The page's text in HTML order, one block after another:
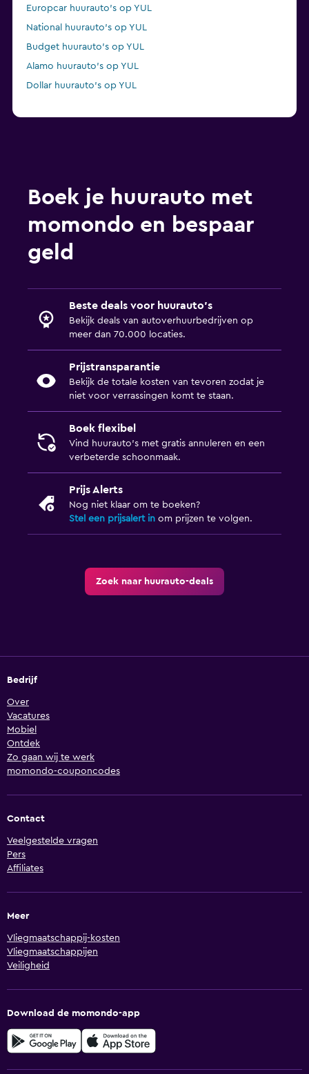
Europcar huurauto's op YUL
National huurauto's op YUL
Budget huurauto's op YUL
Alamo huurauto's op YUL
Dollar huurauto's op YUL
Boek je huurauto met
momondo en bespaar
geld
Beste deals voor huurauto's
Bekijk deals van autoverhuurbedrijven op
meer dan 70.000 locaties.
Prijstransparantie
Bekijk de totale kosten van tevoren zodat je
niet voor verrassingen komt te staan.
Boek flexibel
Vind huurauto's met gratis annuleren en een
verbeterde schoonmaak.
Prijs Alerts
Nog niet klaar om te boeken?
Stel een prijsalert in om prijzen te volgen.
Zoek naar huurauto-deals
Bedrijf
Over
Vacatures
Mobiel
Ontdek
Zo gaan wij te werk
momondo-couponcodes
Contact
Veelgestelde vragen
Pers
Affiliates
Meer
Vliegmaatschappij-kosten
Vliegmaatschappijen
Veiligheid
Download de momondo-app